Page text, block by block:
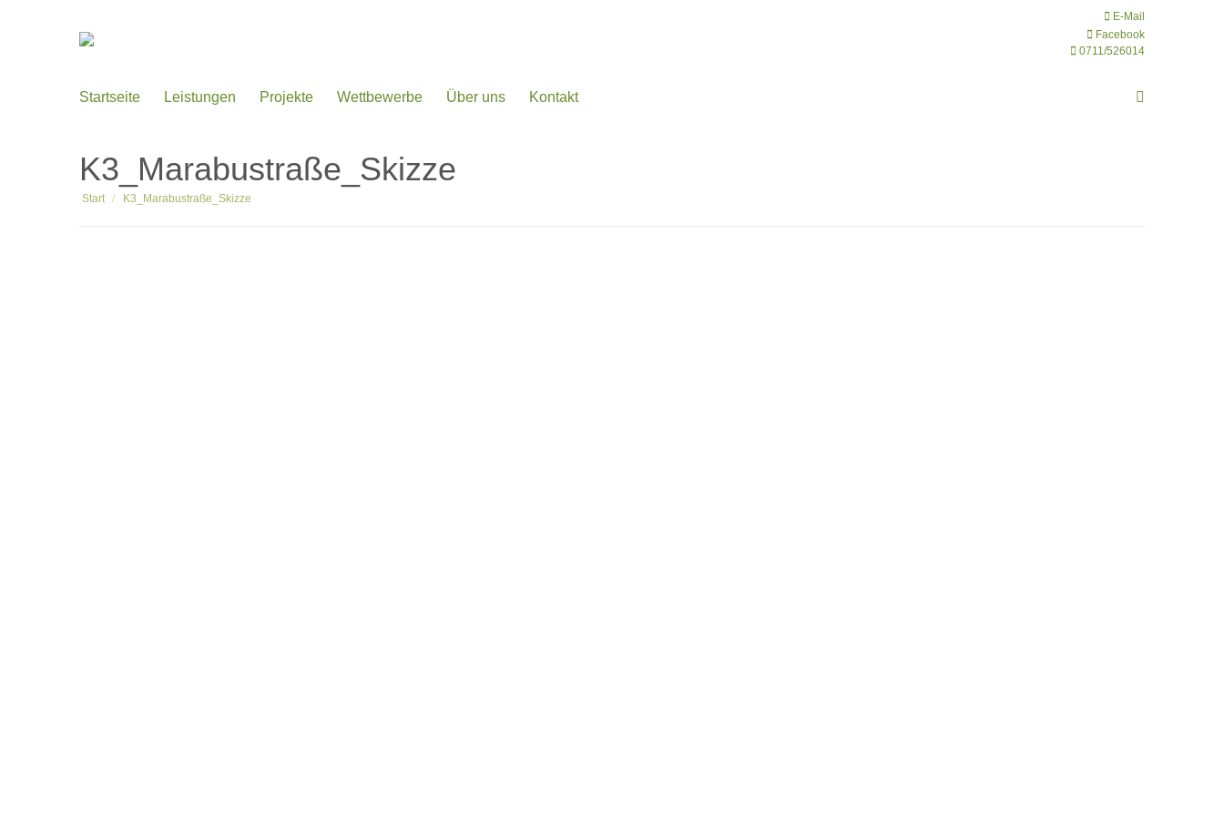
E-Mail
Facebook
0711/526014
Startseite Leistungen Projekte Wettbewerbe Über uns Kontakt Search:
K3_Marabustraße_Skizze
Sie befinden sich hier:
Start K3_Marabustraße_Skizze